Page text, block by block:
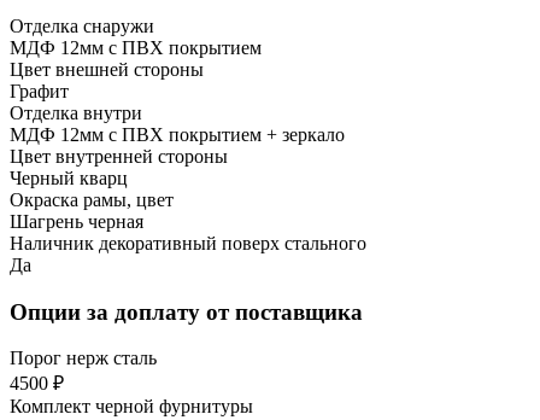
Отделка снаружи
МДФ 12мм с ПВХ покрытием
Цвет внешней стороны
Графит
Отделка внутри
МДФ 12мм с ПВХ покрытием + зеркало
Цвет внутренней стороны
Черный кварц
Окраска рамы, цвет
Шагрень черная
Наличник декоративный поверх стального
Да
Опции за доплату от поставщика
Порог нерж сталь
4500 ₽
Комплект черной фурнитуры